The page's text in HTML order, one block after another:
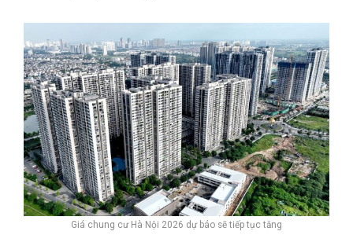
Giá chung cư Hà Nội 2026 dự báo sẽ tiếp tục tăng